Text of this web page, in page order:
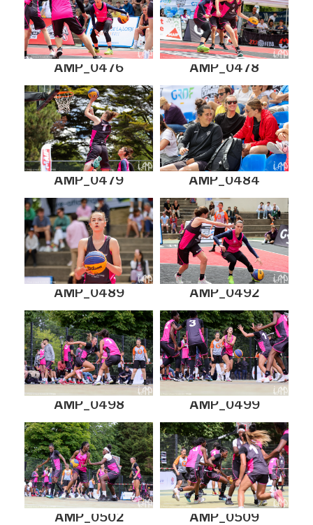
AMP_0476 AMP_0478
AMP_0479 AMP_0484
AMP_0489 AMP_0492
AMP_0498 AMP_0499
AMP_0502 AMP_0509